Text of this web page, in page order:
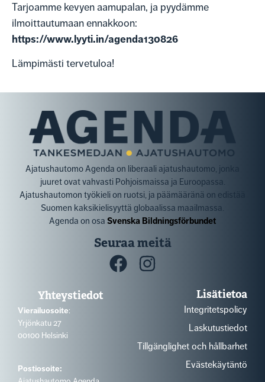
Tarjoamme kevyen aamupalan, ja pyydämme
ilmoittautumaan ennakkoon:
https://www.lyyti.in/agenda130826
Lämpimästi tervetuloa!
Ajatushautomo Agenda on liberaali ajatushautomo, jonka
juuret ovat vahvasti Pohjoismaissa ja Euroopassa.
Ajatushautomon työkieli on ruotsi, ja päämääränä on edistää
Suomen kaksikielisyyttä globaalissa maailmassa.
Agenda on osa Svenska Bildningsförbundet
Seuraa meitä
Yhteystiedot
Vierailuosoite:
Yrjönkatu 27
00100 Helsinki
Postiosoite:
Lisätietoa
Integritetspolicy
Laskutustiedot
Tillgänglighet och hållbarhet
Evästekäytäntö